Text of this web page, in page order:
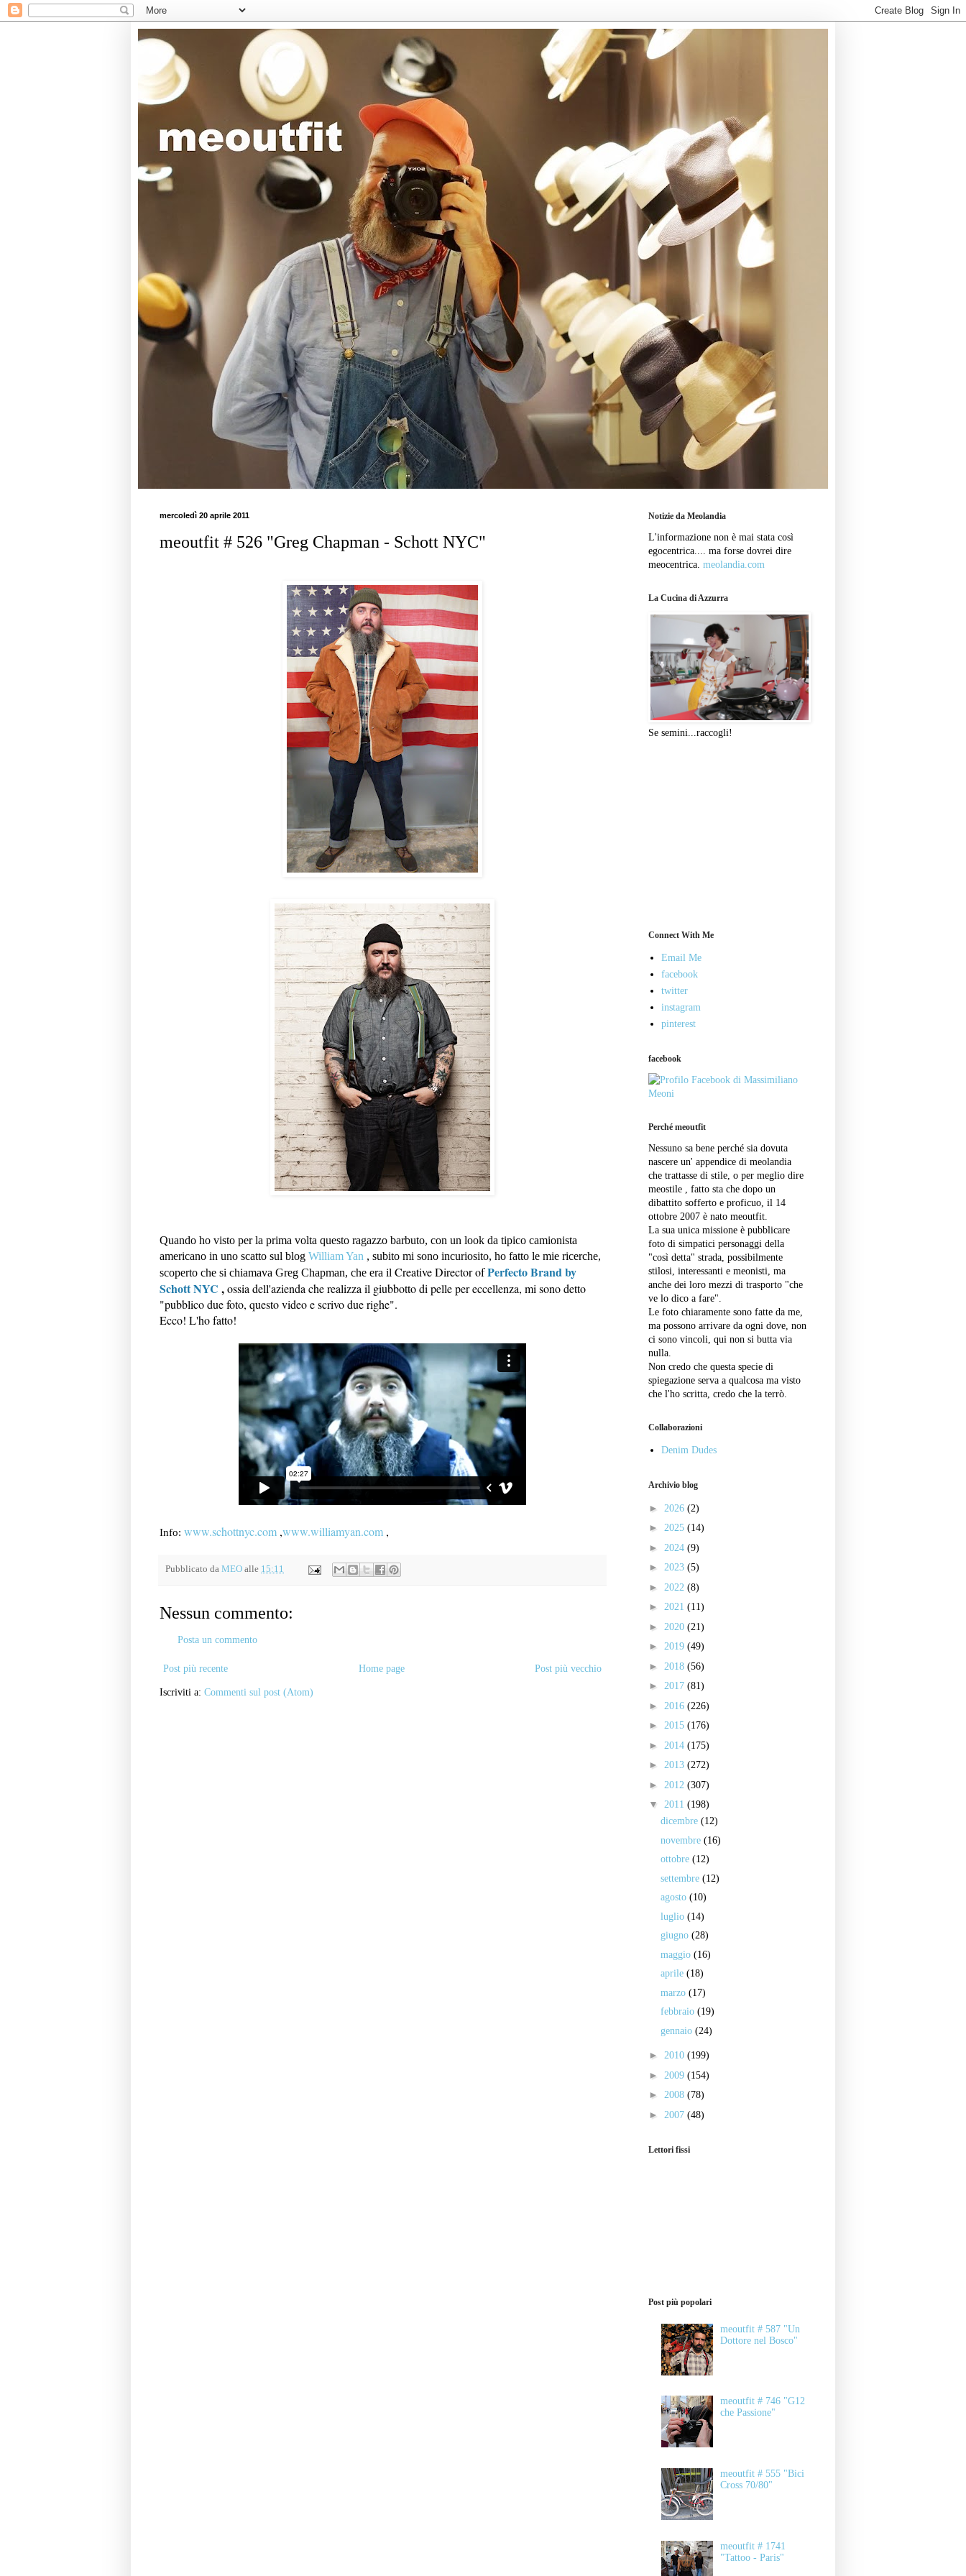
mercoledì 20 aprile 2011
meoutfit # 526 "Greg Chapman - Schott NYC"
Quando ho visto per la prima volta questo ragazzo barbuto, con un look da tipico camionista
americano in uno scatto sul blog William Yan , subito mi sono incuriosito, ho fatto le mie ricerche,
scoperto che si chiamava Greg Chapman, che era il Creative Director ofPerfecto Brand by
Schott NYC ,ossia dell'azienda che realizza il giubbotto di pelle per eccellenza, mi sono detto
"pubblico due foto, questo video e scrivo due righe".
Ecco! L'ho fatto!
Info: www.schottnyc.com ,www.williamyan.com ,
Pubblicato da MEO alle 15:11
Nessun commento:
Posta un commento
Post più recente Post più vecchio
Home page
Iscriviti a: Commenti sul post (Atom)
Notizie da Meolandia
L'informazione non è mai stata così
egocentrica.... ma forse dovrei dire
meocentrica. meolandia.com
La Cucina di Azzurra
Se semini...raccogli!
Connect With Me
Email Me
facebook
twitter
instagram
pinterest
facebook
Perché meoutfit
Nessuno sa bene perché sia dovuta
nascere un' appendice di meolandia
che trattasse di stile, o per meglio dire
meostile , fatto sta che dopo un
dibattito sofferto e proficuo, il 14
ottobre 2007 è nato meoutfit.
La sua unica missione è pubblicare
foto di simpatici personaggi della
"così detta" strada, possibilmente
stilosi, interessanti e meonisti, ma
anche dei loro mezzi di trasporto "che
ve lo dico a fare".
Le foto chiaramente sono fatte da me,
ma possono arrivare da ogni dove, non
ci sono vincoli, qui non si butta via
nulla.
Non credo che questa specie di
spiegazione serva a qualcosa ma visto
che l'ho scritta, credo che la terrò.
Collaborazioni
Denim Dudes
Archivio blog
► 2026 (2)
► 2025 (14)
► 2024 (9)
► 2023 (5)
► 2022 (8)
► 2021 (11)
► 2020 (21)
► 2019 (49)
► 2018 (56)
► 2017 (81)
► 2016 (226)
► 2015 (176)
► 2014 (175)
► 2013 (272)
► 2012 (307)
▼ 2011 (198)
dicembre (12)
novembre (16)
ottobre (12)
settembre (12)
agosto (10)
luglio (14)
giugno (28)
maggio (16)
aprile (18)
marzo (17)
febbraio (19)
gennaio (24)
► 2010 (199)
► 2009 (154)
► 2008 (78)
► 2007 (48)
Lettori fissi
Post più popolari
meoutfit # 587 "Un
Dottore nel Bosco"
meoutfit # 746 "G12
che Passione"
meoutfit # 555 "Bici
Cross 70/80"
meoutfit # 1741
"Tattoo - Paris"